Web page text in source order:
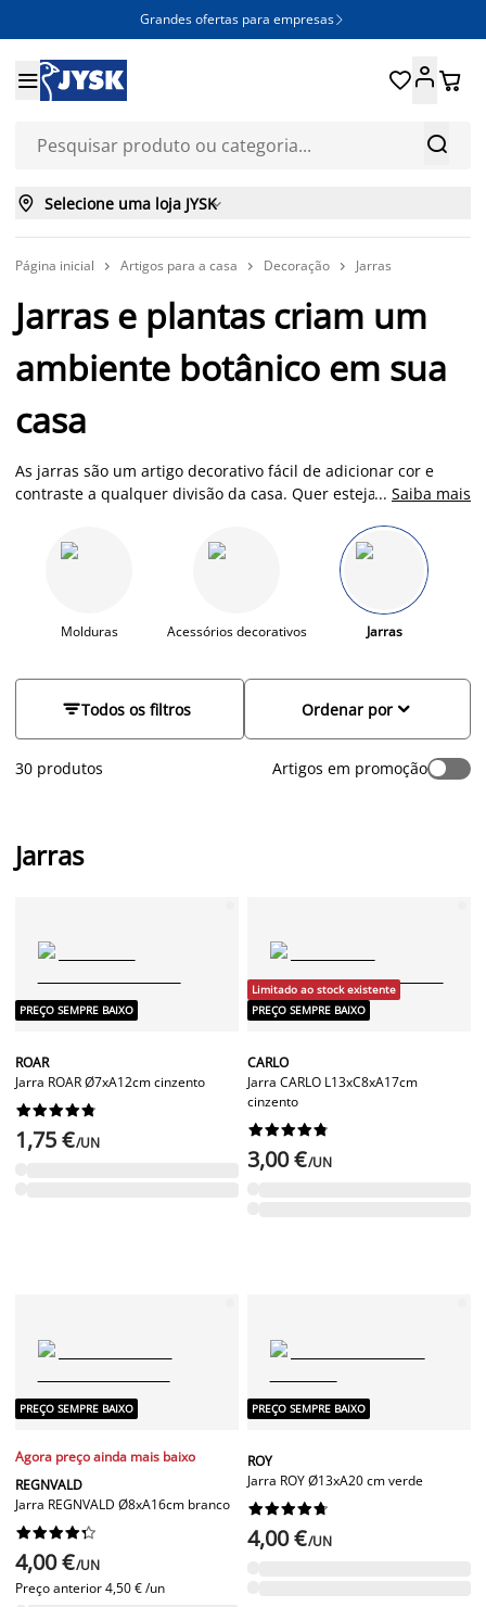
Grandes ofertas para empresas 


 
 Selecione uma loja JYSK
Página inicial  Artigos para a casa  Decoração  Jarras
Jarras e plantas criam um
ambiente botânico em sua
casa
As jarras são um artigo decorativo fácil de adicionar cor e
contraste a qualquer divisão da casa. Quer esteja à procura
de janelas e prateleiras, encontrará uma bela seleção na JYSK.
Pode encher as suas jarras com flores frescas, ou optar por
plantas e flores artificiais duradouras. Pode também deixar a
jarra vazia e utilizá-la como acessório decorativo. Descubra
jarras de vidro colorido, com detalhes texturados em cinzento,
e muito mais!
... Saiba mais
Molduras Acessórios decorativos Jarras
Todos os filtros 
Ordenar por
30 produtos Artigos em promoção
Jarras
PREÇO SEMPRE BAIXO
ROAR
Jarra ROAR Ø7xA12cm cinzento






1,75 €/UN
Limitado ao stock existente
PREÇO SEMPRE BAIXO
CARLO
Jarra CARLO L13xC8xA17cm
cinzento






3,00 €/UN
PREÇO SEMPRE BAIXO
Agora preço ainda mais baixo
REGNVALD
Jarra REGNVALD Ø8xA16cm branco






4,00 €/UN
Preço anterior4,50 € /un
PREÇO SEMPRE BAIXO
ROY
Jarra ROY Ø13xA20 cm verde






4,00 €/UN